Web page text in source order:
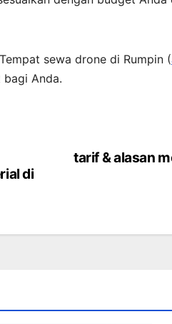
sewa drone di Rumpin (
bagi Anda.
tarif & alasan
di